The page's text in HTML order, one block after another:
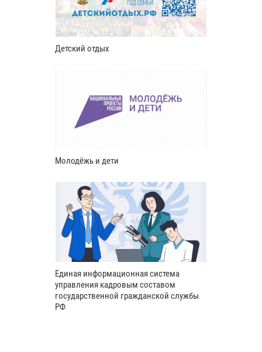
Детский отдых
Молодёжь и дети
Единая информационная система
управления кадровым составом
государственной гражданской службы
РФ